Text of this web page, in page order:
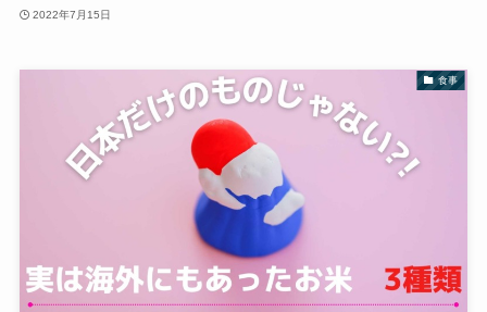
2022年7月15日
食事